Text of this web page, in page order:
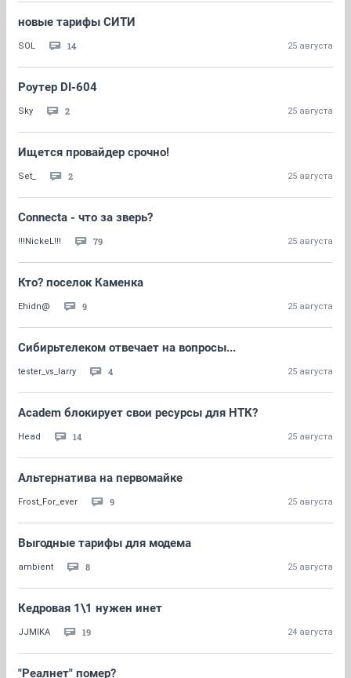
новые тарифы СИТИ
SOL 14 25 августа
Роутер DI-604
Sky 2 25 августа
Ищется провайдер срочно!
Set_ 2 25 августа
Connecta - что за зверь?
!!!NickeL!!! 79 25 августа
Кто? поселок Каменка
Ehidn@ 9 25 августа
Сибирьтелеком отвечает на вопросы...
tester_vs_larry 4 25 августа
Academ блокирует свои ресурсы для НТК?
Head 14 25 августа
Альтернатива на первомайке
Frost_For_ever 9 25 августа
Выгодные тарифы для модема
ambient 8 25 августа
Кедровая 1\1 нужен инет
JJMIKA 19 24 августа
"Реалнет" помер?